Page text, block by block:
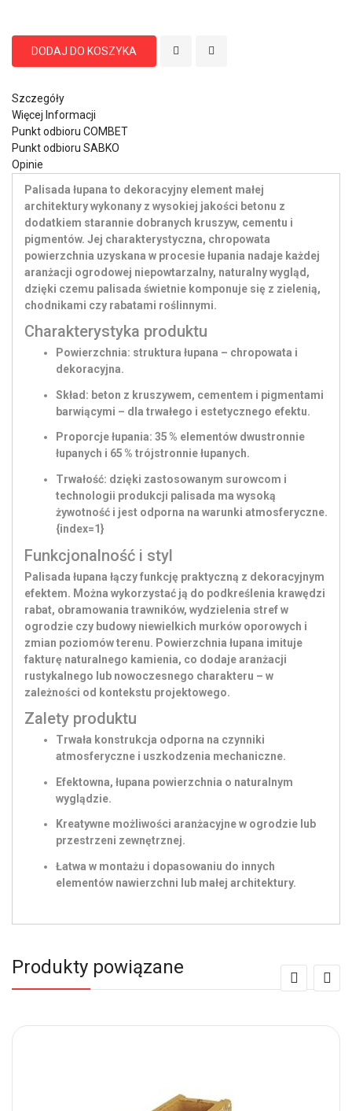
DODAJ DO KOSZYKA
Szczegóły
Więcej Informacji
Punkt odbioru COMBET
Punkt odbioru SABKO
Opinie
Palisada łupana to dekoracyjny element małej
architektury wykonany z wysokiej jakości betonu z
dodatkiem starannie dobranych kruszyw, cementu i
pigmentów. Jej charakterystyczna, chropowata
powierzchnia uzyskana w procesie łupania nadaje każdej
aranżacji ogrodowej niepowtarzalny, naturalny wygląd,
dzięki czemu palisada świetnie komponuje się z zielenią,
chodnikami czy rabatami roślinnymi.
Charakterystyka produktu
Powierzchnia: struktura łupana – chropowata i
dekoracyjna.
Skład: beton z kruszywem, cementem i pigmentami
barwiącymi – dla trwałego i estetycznego efektu.
Proporcje łupania: 35 % elementów dwustronnie
łupanych i 65 % trójstronnie łupanych.
Trwałość: dzięki zastosowanym surowcom i
technologii produkcji palisada ma wysoką
żywotność i jest odporna na warunki atmosferyczne.
{index=1}
Funkcjonalność i styl
Palisada łupana łączy funkcję praktyczną z dekoracyjnym
efektem. Można wykorzystać ją do podkreślenia krawędzi
rabat, obramowania trawników, wydzielenia stref w
ogrodzie czy budowy niewielkich murków oporowych i
zmian poziomów terenu. Powierzchnia łupana imituje
fakturę naturalnego kamienia, co dodaje aranżacji
rustykalnego lub nowoczesnego charakteru – w
zależności od kontekstu projektowego.
Zalety produktu
Trwała konstrukcja odporna na czynniki
atmosferyczne i uszkodzenia mechaniczne.
Efektowna, łupana powierzchnia o naturalnym
wyglądzie.
Kreatywne możliwości aranżacyjne w ogrodzie lub
przestrzeni zewnętrznej.
Łatwa w montażu i dopasowaniu do innych
elementów nawierzchni lub małej architektury.
Produkty powiązane